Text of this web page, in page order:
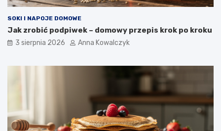
SOKI I NAPOJE DOMOWE
Jak zrobić podpiwek – domowy przepis krok po kroku
3 sierpnia 2026 Anna Kowalczyk